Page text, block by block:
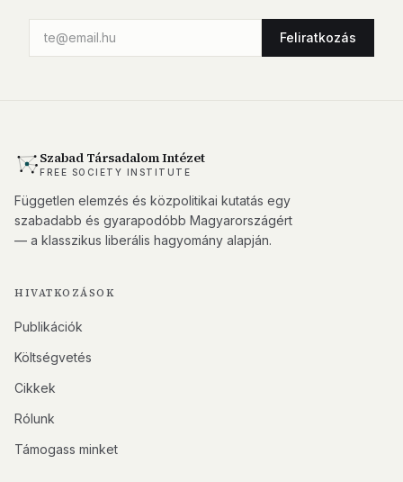
Feliratkozás
Szabad Társadalom Intézet
FREE SOCIETY INSTITUTE
Független elemzés és közpolitikai kutatás egy
szabadabb és gyarapodóbb Magyarországért
— a klasszikus liberális hagyomány alapján.
HIVATKOZÁSOK
Publikációk
Költségvetés
Cikkek
Rólunk
Támogass minket